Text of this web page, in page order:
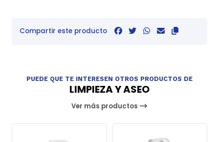
Compartir este producto
PUEDE QUE TE INTERESEN OTROS PRODUCTOS DE
LIMPIEZA Y ASEO
Ver más productos